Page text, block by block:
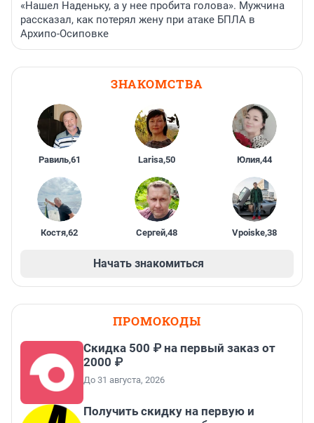
«Нашел Наденьку, а у нее пробита голова». Мужчина
рассказал, как потерял жену при атаке БПЛА в
Архипо-Осиповке
ЗНАКОМСТВА
Равиль,61 Larisa,50 Юлия,44
Костя,62 Сергей,48 Vpoiske,38
Начать знакомиться
ПРОМОКОДЫ
Скидка 500 ₽ на первый заказ от
2000 ₽
До 31 августа, 2026
Получить скидку на первую и